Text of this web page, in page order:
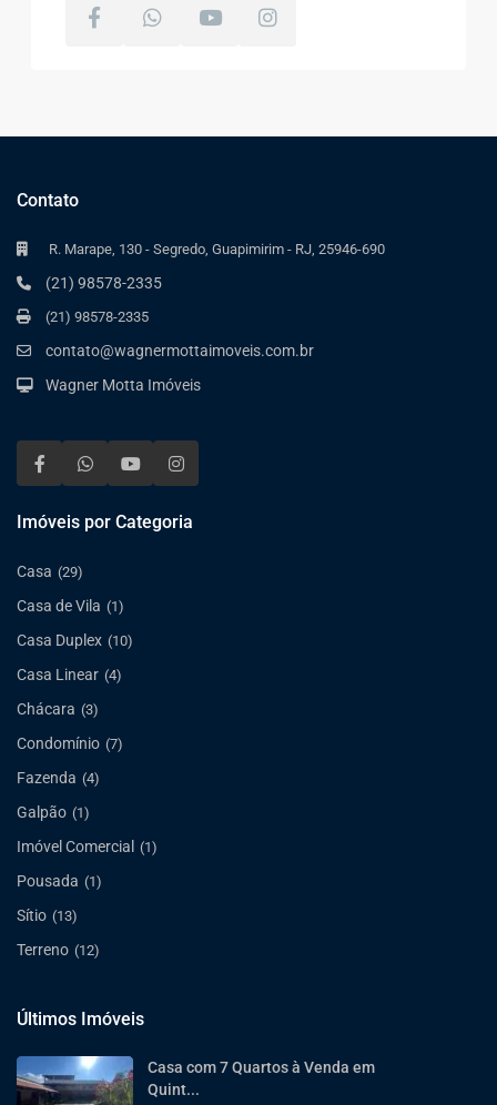
Contato
R. Marape, 130 - Segredo, Guapimirim - RJ, 25946-690
(21) 98578-2335
(21) 98578-2335
contato@wagnermottaimoveis.com.br
Wagner Motta Imóveis
Imóveis por Categoria
Casa (29)
Casa de Vila (1)
Casa Duplex (10)
Casa Linear (4)
Chácara (3)
Condomínio (7)
Fazenda (4)
Galpão (1)
Imóvel Comercial (1)
Pousada (1)
Sítio (13)
Terreno (12)
Últimos Imóveis
Casa com 7 Quartos à Venda em
Quint...